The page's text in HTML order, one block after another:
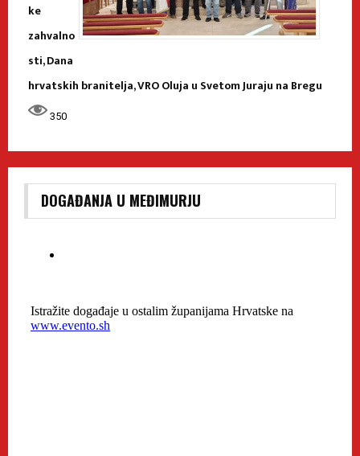
ke
zahvalno
sti, Dana
hrvatskih branitelja, VRO Oluja u Svetom Juraju na Bregu
350
DOGAĐANJA U MEĐIMURJU